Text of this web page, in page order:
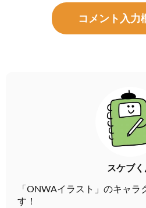
コメント入力
スケブく
「ONWAイラスト」のキャラ
す！